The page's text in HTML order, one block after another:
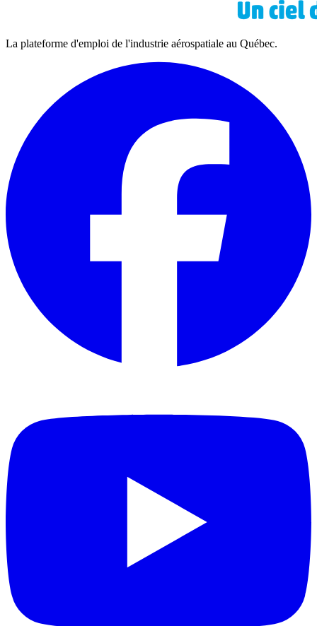
La plateforme d'emploi de l'industrie aérospatiale au Québec.